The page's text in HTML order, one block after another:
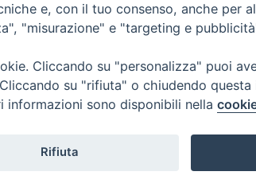
Cookie Policye, con il tuo consenso, anche per
"misurazione" e "targeting e
Cliccando su "personalizza" puoi
su "rifiuta" o chiudendo
sono disponibili nella
Rifiuta